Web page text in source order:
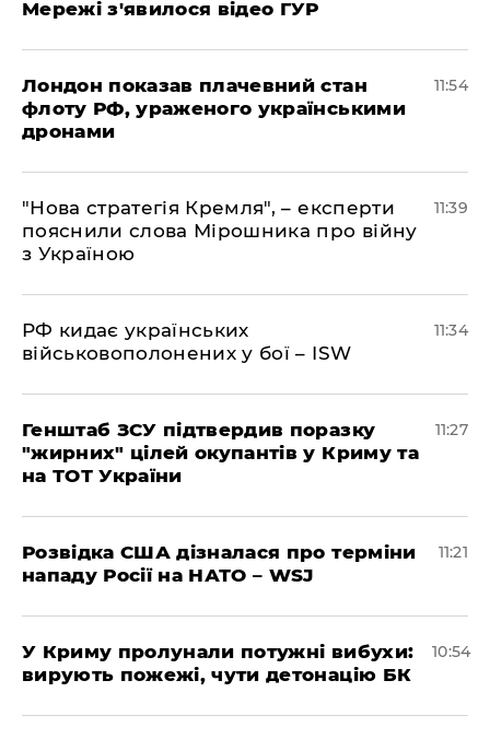
Мережі з'явилося відео ГУР
Лондон показав плачевний стан
флоту РФ, ураженого українськими
дронами
11:54
"Нова стратегія Кремля", – експерти
пояснили слова Мірошника про війну
з Україною
11:39
РФ кидає українських
військовополонених у бої – ISW
11:34
Генштаб ЗСУ підтвердив поразку
"жирних" цілей окупантів у Криму та
на ТОТ України
11:27
Розвідка США дізналася про терміни
нападу Росії на НАТО – WSJ
11:21
У Криму пролунали потужні вибухи:
вирують пожежі, чути детонацію БК
10:54